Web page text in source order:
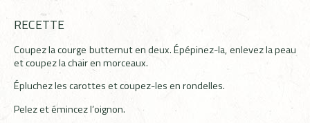
RECETTE
Coupez la courge butternut en deux. Épépinez-la, enlevez la peau
et coupez la chair en morceaux.
Épluchez les carottes et coupez-les en rondelles.
Pelez et émincez l’oignon.